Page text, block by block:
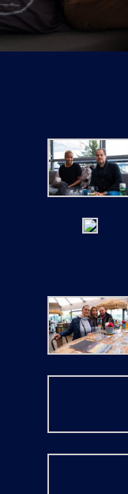
Tickets
Kurier Romy 2026